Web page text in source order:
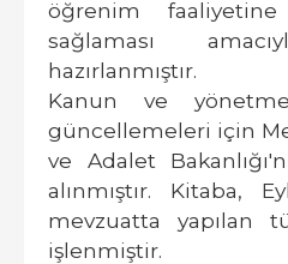
öğrenim
sağlaması
hazırlanmıştır.
Kanun ve
güncellemeleri için
ve Adalet
alınmıştır. Kitaba,
mevzuatta yapılan
işlenmiştir.